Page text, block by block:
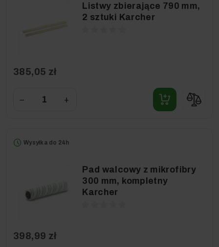
Listwy zbierające 790 mm,
2 sztuki Karcher
385,05 zł
− +
Wysyłka do 24h
Pad walcowy z mikrofibry
300 mm, kompletny
Karcher
398,99 zł